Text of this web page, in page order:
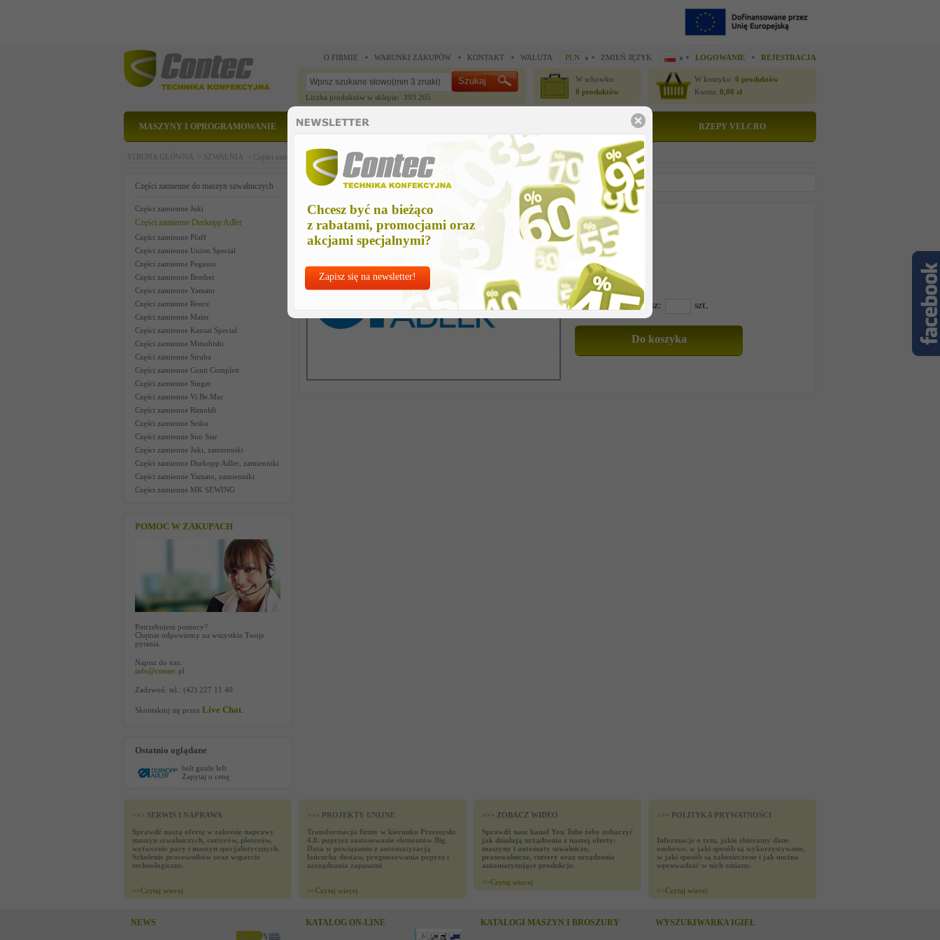
Chcesz być na bieżąco
z rabatami, promocjami oraz
akcjami specjalnymi?
Zapisz się na newsletter!
O FIRMIE WARUNKI ZAKUPÓW KONTAKT WALUTA PLN ZMIEŃ JĘZYK LOGOWANIE REJESTRACJA
Liczba produktów w sklepie: 393 205
W schowku:
0 produktów
W koszyku: 0 produktów
Kwota: 0,00 zł
MASZYNY I OPROGRAMOWANIE CZĘŚCI ZAMIENNE RZEPY VELCRO
STRONA GŁÓWNA > SZWALNIA > Części zamienne do maszyn szwalniczych >Części zamienne Durkopp Adler > belt guide left
Części zamienne do maszyn szwalniczych
Części zamienne Juki
Części zamienne Durkopp Adler
Części zamienne Pfaff
Części zamienne Union Special
Części zamienne Pegasus
Części zamienne Brother
Części zamienne Yamato
Części zamienne Reece
Części zamienne Maier
Części zamienne Kansai Special
Części zamienne Mitsubishi
Części zamienne Siruba
Części zamienne Conti Complett
Części zamienne Singer
Części zamienne Vi.Be.Mac
Części zamienne Rimoldi
Części zamienne Seiko
Części zamienne Sun Star
Części zamienne Juki, zamienniki
Części zamienne Durkopp Adler, zamienniki
Części zamienne Yamato, zamienniki
Części zamienne MK SEWING
POMOC W ZAKUPACH
Potrzebujesz pomocy?
Chętnie odpowiemy na wszystkie Twoje
pytania.
Napisz do nas:
info@contec.pl
Zadzwoń: tel.: (42) 227 11 40
Skontaktuj się przez Live Chat
Ostatnio oglądane
belt guide left
Zapytaj o cenę
belt guide left
Cena netto
Zapytaj o cenę
Nr kat:D-0650-340374
Ile sztuk zamawiasz: szt.
>>> SERWIS I NAPRAWA
Sprawdź naszą ofertę w zakresie naprawy
maszyn szwalniczych, cutterów, ploterów,
wytwornic pary i maszyn specjalistycznych.
Szkolenie pracowników oraz wsparcie
technologiczne.
>>Czytaj wiecej
>>> PROJEKTY UNIJNE
Transformacja firmy w kierunku Przemysłu
4.0. poprzez zastosowanie elementów Big
Data w powiązaniu z automatyzacją
łańcucha dostaw, prognozowania popytu i
zarządzania zapasami
>>Czytaj wiecej
>>> ZOBACZ WIDEO
Sprawdź nasz kanał You Tube żeby zobaczyć
jak działają urządzenia z naszej oferty:
maszyny i automaty szwalnicze,
prasowalnicze, cuttery oraz urządzenia
automatyzujące produkcje.
>>Czytaj wiecej
>>> POLITYKA PRYWATNOŚCI
Informacje o tym, jakie zbieramy dane
osobowe, w jaki sposób są wykorzystywane,
w jaki sposób są zabezieczone i jak można
wprowadzać w nich zmiany.
>>Czytaj wiecej
NEWS KATALOG ON-LINE KATALOGI MASZYN I BROSZURY WYSZUKIWARKA IGIEŁ